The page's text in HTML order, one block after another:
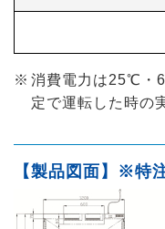
消費電力は25℃・
定で運転した時の
【製品図面】※特